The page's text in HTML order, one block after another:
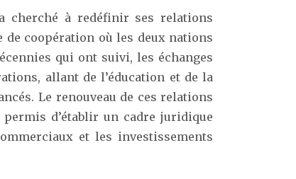
cherché à redéfinir ses relations
de coopération où les deux nations
qui ont suivi, les échanges
allant de l’éducation et de la
Le renouveau de ces relations
d’établir un cadre juridique
et les investissements